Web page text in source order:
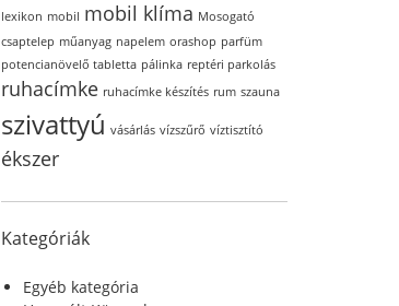
lexikon mobil mobil klíma Mosogató
csaptelep műanyag napelem orashop parfüm
potencianövelő tabletta pálinka reptéri parkolás
ruhacímke ruhacímke készítés rum szauna
szivattyú vásárlás vízszűrő víztisztító
ékszer
Kategóriák
Egyéb kategória